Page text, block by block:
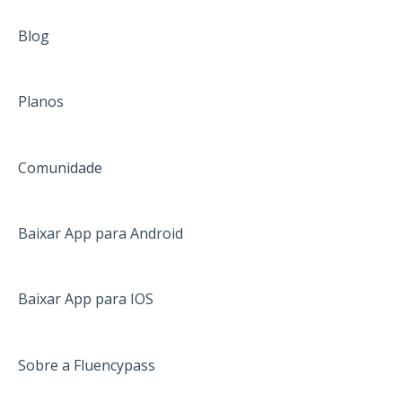
Blog
Planos
Comunidade
Baixar App para Android
Baixar App para IOS
Sobre a Fluencypass